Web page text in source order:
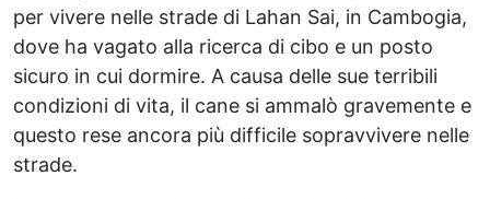
per vivere nelle strade di Lahan Sai, in Cambogia,
dove ha vagato alla ricerca di cibo e un posto
sicuro in cui dormire. A causa delle sue terribili
condizioni di vita, il cane si ammalò gravemente e
questo rese ancora più difficile sopravvivere nelle
strade.